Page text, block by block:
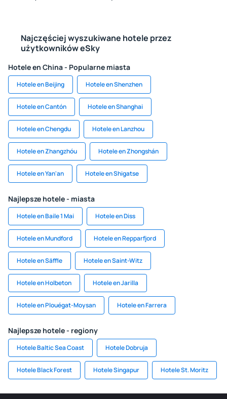
Najczęściej wyszukiwane hotele przez
użytkowników eSky
Hotele en China - Popularne miasta
Hotele en Beijing Hotele en Shenzhen
Hotele en Cantón Hotele en Shanghai
Hotele en Chengdu Hotele en Lanzhou
Hotele en Zhangzhóu Hotele en Zhongshán
Hotele en Yan'an Hotele en Shigatse
Najlepsze hotele - miasta
Hotele en Baile 1 Mai Hotele en Diss
Hotele en Mundford Hotele en Repparfjord
Hotele en Säffle Hotele en Saint-Witz
Hotele en Holbeton Hotele en Jarilla
Hotele en Plouégat-Moysan Hotele en Farrera
Najlepsze hotele - regiony
Hotele Baltic Sea Coast Hotele Dobruja
Hotele Black Forest Hotele Singapur Hotele St. Moritz